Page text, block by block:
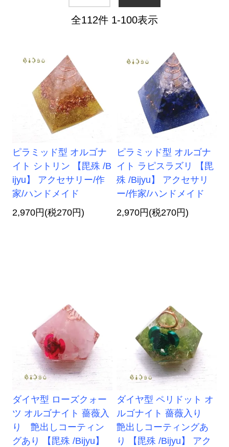
全112件 1-100表示
ピラミッド型 オルゴナ
イト シトリン 【毘殊 /B
ijyu】 アクセサリー/作
家/ハンドメイド
2,970円(税270円)
ピラミッド型 オルゴナ
イト ラピスラズリ 【毘
殊 /Bijyu】 アクセサリ
ー/作家/ハンドメイド
2,970円(税270円)
ダイヤ型 ローズクォー
ツ オルゴナイト 薔薇入
り 艶出しコーティン
グあり 【毘殊 /Bijyu】
ダイヤ型 ペリドット オ
ルゴナイト 薔薇入り
艶出しコーティングあ
り 【毘殊 /Bijyu】 アク